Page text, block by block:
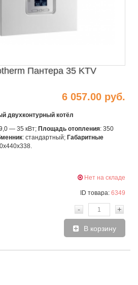
Пантера 35 KTV
6 057.00 руб.
двухконтурный котёл
— 35 кВт; Площадь отопления: 350
: стандартный; Габаритные
Нет на складе
ID товара: 6349
- +
В корзину